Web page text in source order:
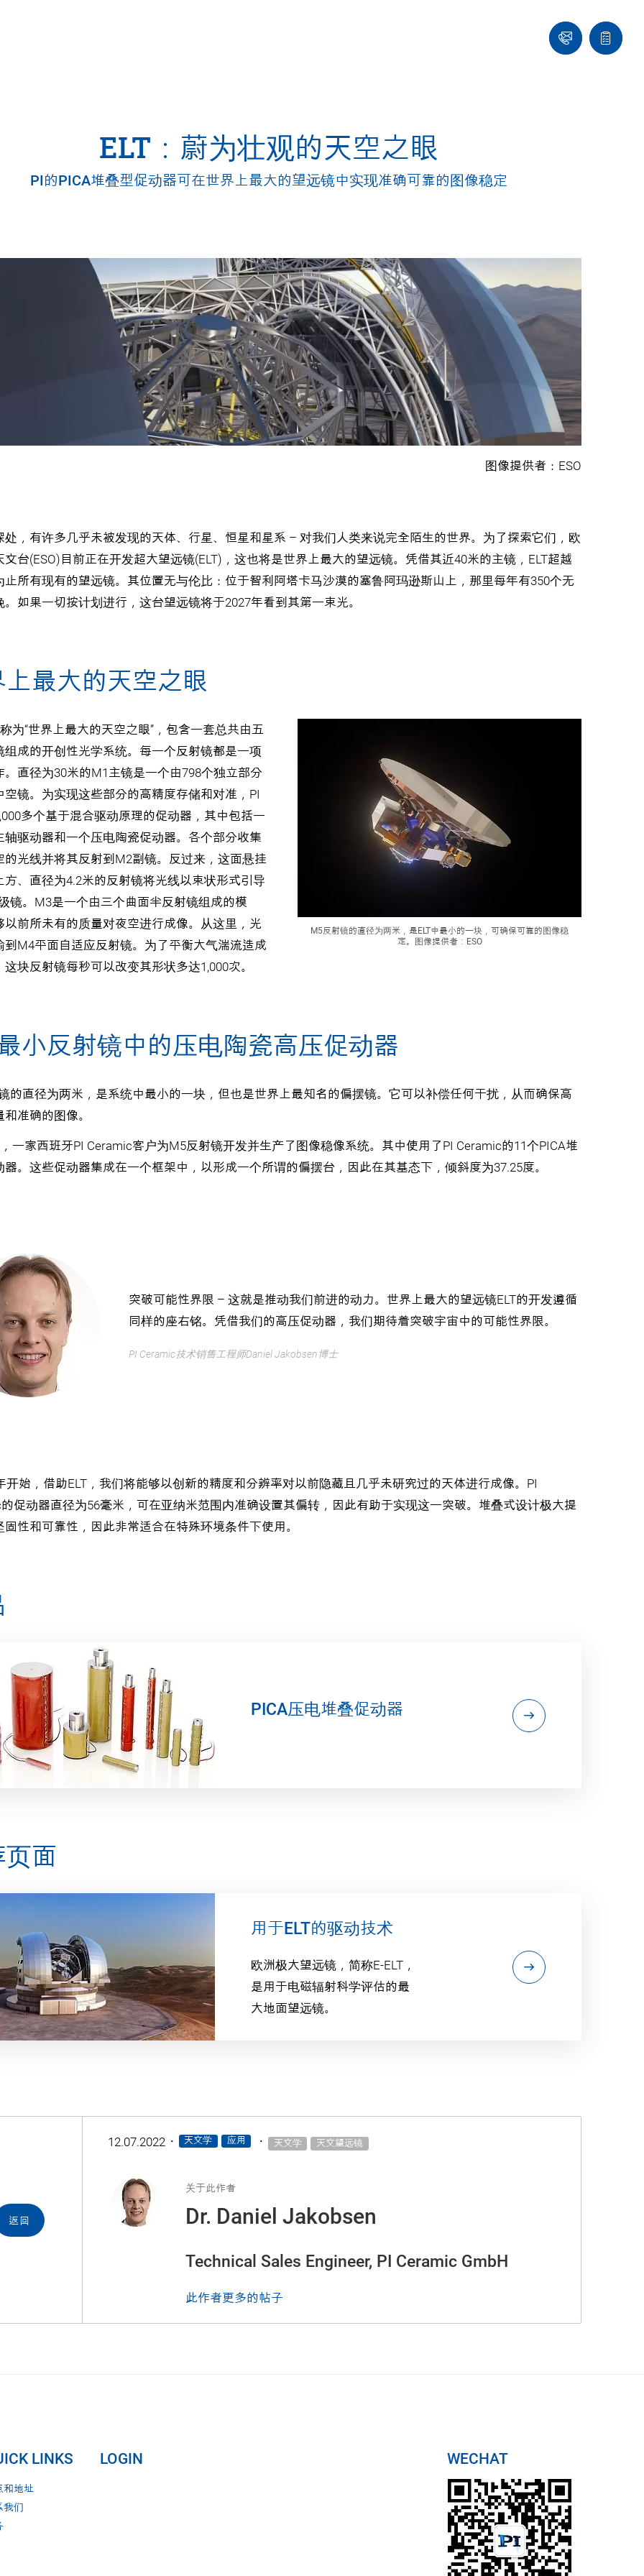
联
系
报
价
ELT：蔚为壮观的天空之眼
PI的PICA堆叠型促动器可在世界上最大的望远镜中实现准确可靠的图像稳定
图像提供者：ESO
处，有许多几乎未被发现的天体、行星、恒星和星系 – 对我们人类来说完全陌生的世界。为了探索它们，欧
文台(ESO)目前正在开发超大望远镜(ELT)，这也将是世界上最大的望远镜。凭借其近40米的主镜，ELT超越
止所有现有的望远镜。其位置无与伦比：位于智利阿塔卡马沙漠的塞鲁阿玛逊斯山上，那里每年有350个无
。如果一切按计划进行，这台望远镜将于2027年看到其第一束光。
最大的天空之眼
M5反射镜的直径为两米，是ELT中最小的一块，可确保可靠的图像稳
定。图像提供者：ESO
为“世界上最大的天空之眼”，包含一套总共由五
组成的开创性光学系统。每一个反射镜都是一项
。直径为30米的M1主镜是一个由798个独立部分
空镜。为实现这些部分的高精度存储和对准，PI
多个基于混合驱动原理的促动器，其中包括一
轴驱动器和一个压电陶瓷促动器。各个部分收集
的光线并将其反射到M2副镜。反过来，这面悬挂
方、直径为4.2米的反射镜将光线以束状形式引导
镜。M3是一个由三个曲面半反射镜组成的模
以前所未有的质量对夜空进行成像。从这里，光
到M4平面自适应反射镜。为了平衡大气湍流造成
这块反射镜每秒可以改变其形状多达1,000次。
小反射镜中的压电陶瓷高压促动器
的直径为两米，是系统中最小的一块，但也是世界上最知名的偏摆镜。它可以补偿任何干扰，从而确保高
准确的图像。
一家西班牙PI Ceramic客户为M5反射镜开发并生产了图像稳像系统。其中使用了PI Ceramic的11个PICA堆
器。这些促动器集成在一个框架中，以形成一个所谓的偏摆台，因此在其基态下，倾斜度为37.25度。
突破可能性界限 – 这就是推动我们前进的动力。世界上最大的望远镜ELT的开发遵循
同样的座右铭。凭借我们的高压促动器，我们期待着突破宇宙中的可能性界限。
PI Ceramic技术销售工程师Daniel Jakobsen博士
开始，借助ELT，我们将能够以创新的精度和分辨率对以前隐藏且几乎未研究过的天体进行成像。PI
促动器直径为56毫米，可在亚纳米范围内准确设置其偏转，因此有助于实现这一突破。堆叠式设计极大提
固性和可靠性，因此非常适合在特殊环境条件下使用。
PICA压电堆叠促动器
面
用于ELT的驱动技术
欧洲极大望远镜，简称E-ELT，
是用于电磁辐射科学评估的最
大地面望远镜。
返回
12.07.2022 · 天文学 应用 · 天文学 天文望远镜
关于此作者
Dr. Daniel Jakobsen
Technical Sales Engineer, PI Ceramic GmbH
此作者更多的帖子
LINKS
和地址
我们
LOGIN WECHAT